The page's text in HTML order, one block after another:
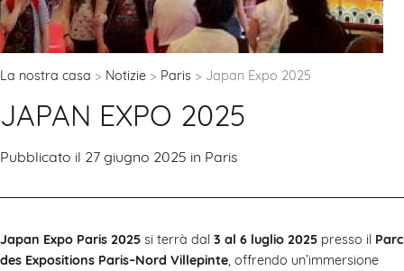
La nostra casa Notizie Paris Japan Expo 2025
JAPAN EXPO 2025
Pubblicato il 27 giugno 2025 in Paris
Japan Expo Paris 2025 si terrà dal 3 al 6 luglio 2025 presso il Parc
des Expositions Paris–Nord Villepinte, offrendo un’immersione